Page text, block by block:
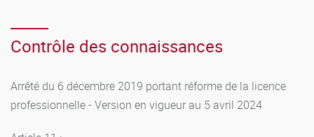
Contrôle des connaissances
Arrêté du 6 décembre 2019 portant réforme de la licence
professionnelle - Version en vigueur au 5 avril 2024